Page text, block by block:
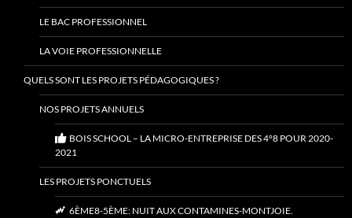
LE BAC PROFESSIONNEL
LA VOIE PROFESSIONNELLE
QUELS SONT LES PROJETS PÉDAGOGIQUES ?
NOS PROJETS ANNUELS
BOIS SCHOOL – LA MICRO-ENTREPRISE DES 4°8 POUR 2020-
2021
LES PROJETS PONCTUELS
6ÈME8-5ÈME: NUIT AUX CONTAMINES-MONTJOIE.